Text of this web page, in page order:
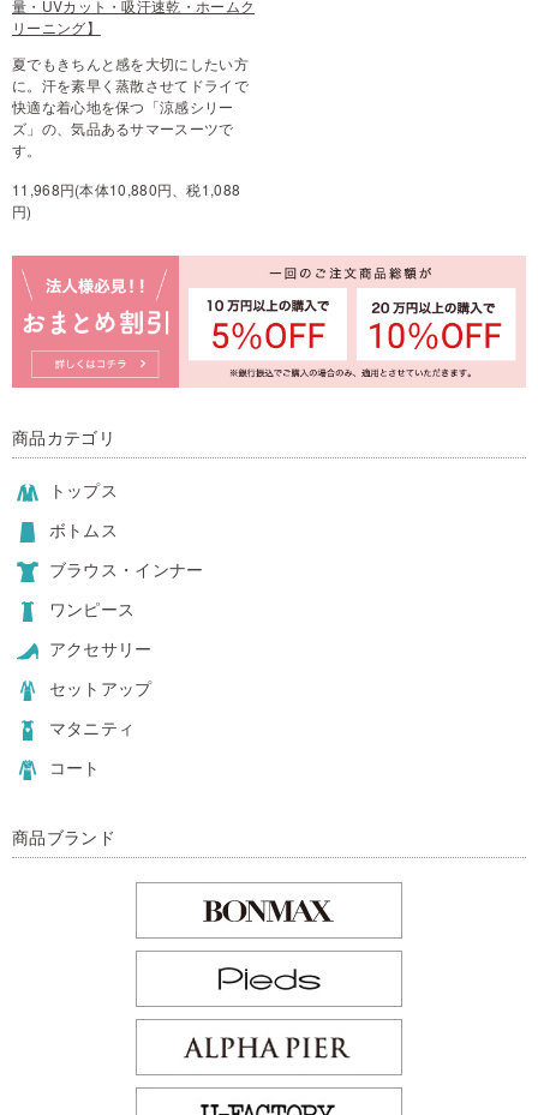
量・UVカット・吸汗速乾・ホームク
リーニング】
夏でもきちんと感を大切にしたい方
に。汗を素早く蒸散させてドライで
快適な着心地を保つ「涼感シリー
ズ」の、気品あるサマースーツで
す。
11,968円(本体10,880円、税1,088
円)
商品カテゴリ
トップス
ボトムス
ブラウス・インナー
ワンピース
アクセサリー
セットアップ
マタニティ
コート
商品ブランド